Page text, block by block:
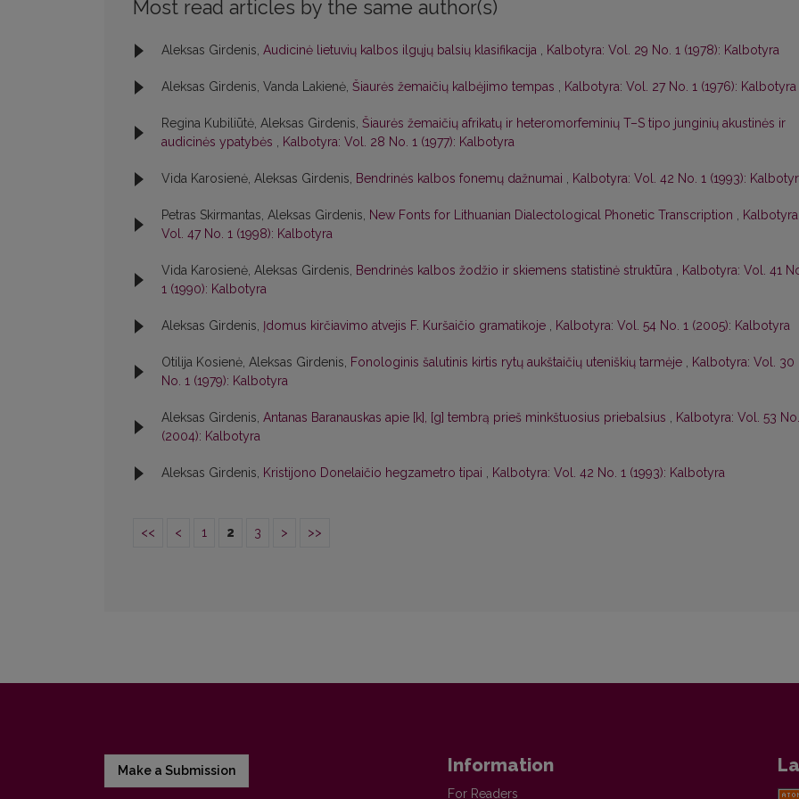
Most read articles by the same author(s)
Aleksas Girdenis, Audicinė lietuvių kalbos ilgųjų balsių klasifikacija , Kalbotyra: Vol. 29 No. 1 (1978): Kalbotyra
Aleksas Girdenis, Vanda Lakienė, Šiaurės žemaičių kalbėjimo tempas , Kalbotyra: Vol. 27 No. 1 (1976): Kalbotyra
Regina Kubiliūtė, Aleksas Girdenis, Šiaurės žemaičių afrikatų ir heteromorfeminių T–S tipo junginių akustinės ir
audicinės ypatybės , Kalbotyra: Vol. 28 No. 1 (1977): Kalbotyra
Vida Karosienė, Aleksas Girdenis, Bendrinės kalbos fonemų dažnumai , Kalbotyra: Vol. 42 No. 1 (1993):
Petras Skirmantas, Aleksas Girdenis, New Fonts for Lithuanian Dialectological Phonetic Transcription , Kalbotyra:
Vol. 47 No. 1 (1998): Kalbotyra
Vida Karosienė, Aleksas Girdenis, Bendrinės kalbos žodžio ir skiemens statistinė struktūra , Kalbotyra: Vol. 41
1 (1990): Kalbotyra
Aleksas Girdenis, Įdomus kirčiavimo atvejis F. Kuršaičio gramatikoje , Kalbotyra: Vol. 54 No. 1 (2005): Kalbotyra
Otilija Kosienė, Aleksas Girdenis, Fonologinis šalutinis kirtis rytų aukštaičių uteniškių tarmėje , Kalbotyra: Vol. 30
No. 1 (1979): Kalbotyra
Aleksas Girdenis, Antanas Baranauskas apie [k], [g] tembrą prieš minkštuosius priebalsius , Kalbotyra: Vol. 53
(2004): Kalbotyra
Aleksas Girdenis, Kristijono Donelaičio hegzametro tipai , Kalbotyra: Vol. 42 No. 1 (1993): Kalbotyra
<< < 1 2 3 > >>
Make a Submission Information
For Readers